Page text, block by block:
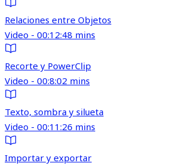
Relaciones entre Objetos
Video - 00:12:48 mins
Recorte y PowerClip
Video - 00:8:02 mins
Texto, sombra y silueta
Video - 00:11:26 mins
Importar y exportar